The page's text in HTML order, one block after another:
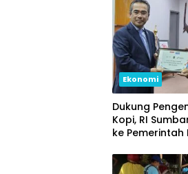
Ekonomi
Dukung
Kopi, RI
ke Pemerintah